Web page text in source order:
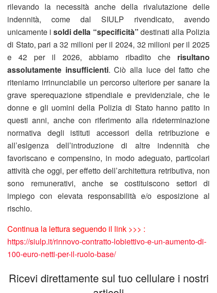
rilevando la necessità anche della rivalutazione delle
indennità, come dal SIULP rivendicato, avendo
unicamente isoldi della “specificità” destinati alla Polizia
di Stato, pari a 32 milioni per il 2024, 32 milioni per il 2025
e 42 per il 2026, abbiamo ribadito che risultano
assolutamente insufficienti. Ciò alla luce del fatto che
riteniamo irrinunciabile un percorso ulteriore per sanare la
grave sperequazione stipendiale e previdenziale, che le
donne e gli uomini della Polizia di Stato hanno patito in
questi anni, anche con riferimento alla rideterminazione
normativa degli istituti accessori della retribuzione e
all’esigenza dell’introduzione di altre indennità che
favoriscano e compensino, in modo adeguato, particolari
attività che oggi, per effetto dell’architettura retributiva, non
sono remunerativi, anche se costituiscono settori di
impiego con elevata responsabilità e/o esposizione al
rischio.
Continua la lettura seguendo il link >>> :
https://siulp.it/rinnovo-contratto-lobiettivo-e-un-aumento-di-
100-euro-netti-per-il-ruolo-base/
Ricevi direttamente sul tuo cellulare i nostri